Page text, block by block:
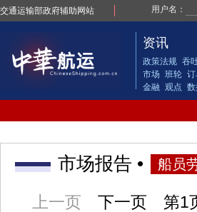
交通运输部政府辅助网站
资讯
政策法规 吞
市场 班轮
金融 观点
市场报告 • 船员
上一页 下一页 第